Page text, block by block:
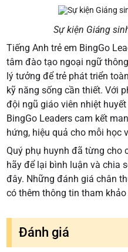
Sự kiện Giáng
Tiếng Anh trẻ em BingGo
tâm đào tạo ngoại ngữ
lý tưởng để trẻ phát triển
kỹ năng sống cần thiết. Với
đội ngũ giáo viên nhiệt
BingGo Leaders cam kết
hứng, hiệu quả cho mỗi học
Quý phụ huynh đã từng cho
hãy để lại bình luận và chia
đây. Những đánh giá chân
có thêm thông tin tham khảo
Đánh giá